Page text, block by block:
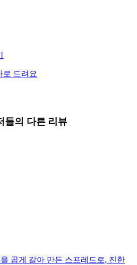
로 드려요
들의 다른 리뷰
곱게 갈아 만든 스프레드로, 진한